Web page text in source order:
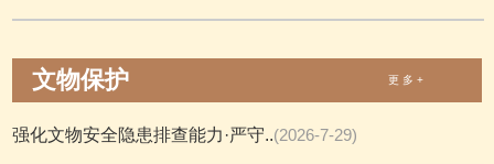
文物保护 更 多 +
强化文物安全隐患排查能力·严守..(2026-7-29)